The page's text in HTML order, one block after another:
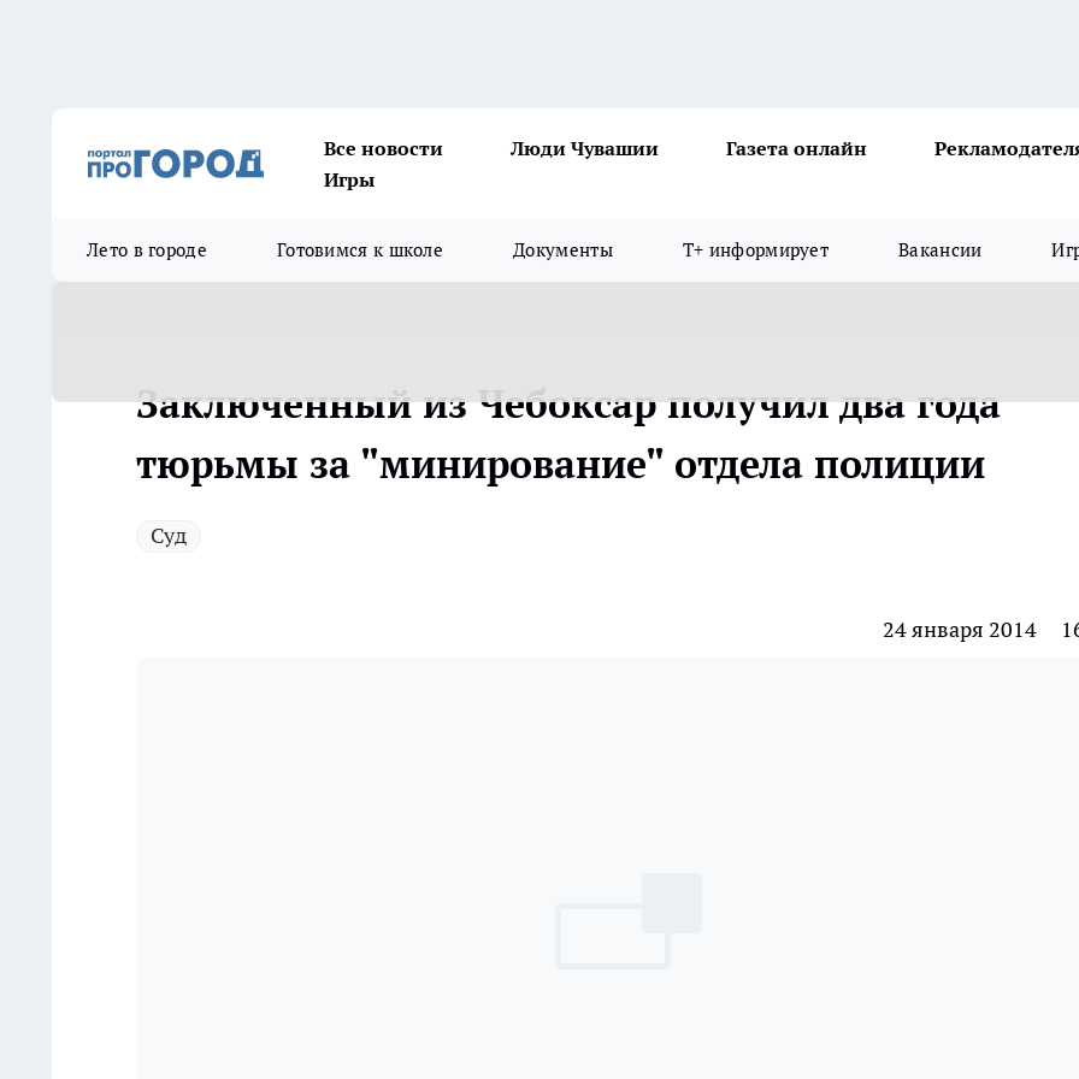
Все новости Люди Чувашии Газета онлайн
Игры
Лето в городе Готовимся к школе Документы Т+ информирует Вакансии
Заключенный из Чебоксар получил два года
тюрьмы за "минирование" отдела полиции
Суд
24 января 2014